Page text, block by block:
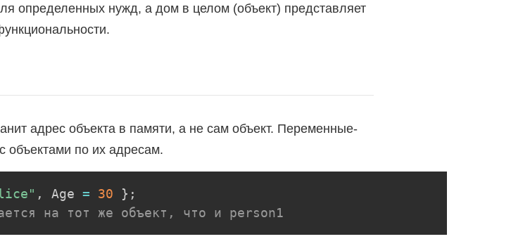
определенных нужд, а дом в целом (объект) представляет
адрес объекта в памяти, а не сам объект. Переменные-
объектами по их адресам.
, Age = 30 } ;
на тот же объект, что и person1